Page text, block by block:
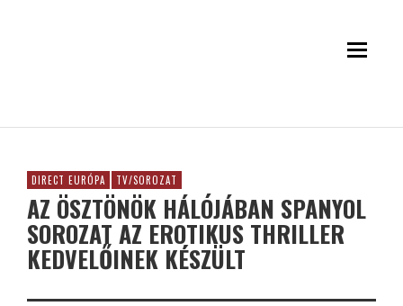
DIRECT EURÓPA TV/SOROZAT
AZ ÖSZTÖNÖK HÁLÓJÁBAN SPANYOL
SOROZAT AZ EROTIKUS THRILLER
KEDVELŐINEK KÉSZÜLT